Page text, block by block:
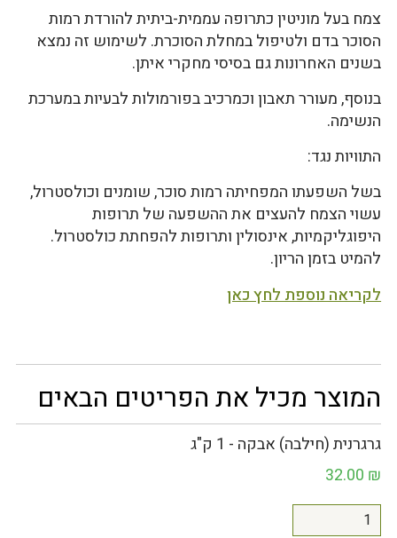
צמח בעל מוניטין כתרופה עממית-ביתית להורדת רמות
הסוכר בדם ולטיפול במחלת הסוכרת. לשימוש זה נמצא
בשנים האחרונות גם בסיסי מחקרי איתן.
בנוסף, מעורר תאבון וכמרכיב בפורמולות לבעיות במערכת
הנשימה.
התוויות נגד:
בשל השפעתו המפחיתה רמות סוכר, שומנים וכולסטרול,
עשוי הצמח להעצים את ההשפעה של תרופות
היפוגליקמיות, אינסולין ותרופות להפחתת כולסטרול.
להמיט בזמן הריון.
לקריאה נוספת לחץ כאן
המוצר מכיל את הפריטים הבאים
גרגרנית (חילבה) אבקה - 1 ק"ג
32.00 ₪